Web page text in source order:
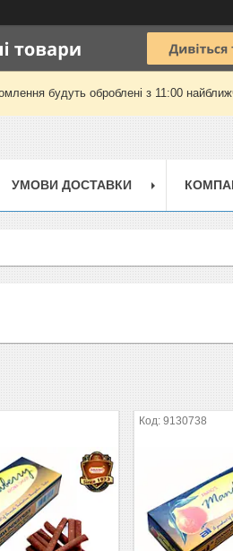
будуть оброблені з 11:00
УМОВИ ДОСТАВКИ
9130738